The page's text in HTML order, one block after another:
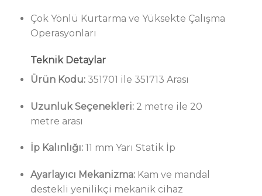
Çok Yönlü Kurtarma ve Yüksekte Çalışma
Operasyonları
Teknik Detaylar
Ürün Kodu:351701 ile 351713 Arası
Uzunluk Seçenekleri:2 metre ile 20
metre arası
İp Kalınlığı:11 mm Yarı Statik İp
Ayarlayıcı Mekanizma:Kam ve mandal
destekli yenilikçi mekanik cihaz